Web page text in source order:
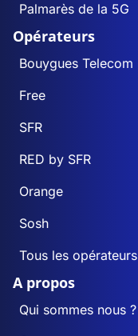
Palmarès de la 5G
Opérateurs
Bouygues Telecom
Free
SFR
RED by SFR
Orange
Sosh
Tous les opérateurs
A propos
Qui sommes nous ?